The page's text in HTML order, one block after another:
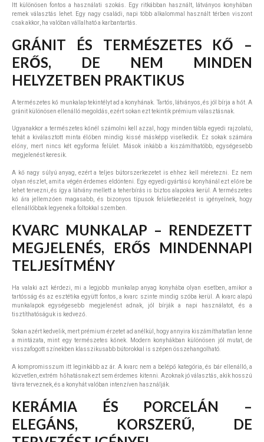
Itt különösen fontos a használati szokás. Egy ritkábban használt, látványos konyhában
remek választás lehet. Egy nagy családi, napi több alkalommal használt térben viszont
csak akkor, ha valóban vállalható a karbantartás.
GRÁNIT ÉS TERMÉSZETES KŐ –
ERŐS, DE NEM MINDEN
HELYZETBEN PRAKTIKUS
A természetes kő munkalap tekintélyt ad a konyhának. Tartós, látványos, és jól bírja a hőt. A
gránit különösen ellenálló megoldás, ezért sokan ezt tekintik prémium választásnak.
Ugyanakkor a természetes kőnél számolni kell azzal, hogy minden tábla egyedi rajzolatú,
tehát a kiválasztott minta élőben mindig kissé másképp viselkedik. Ez sokak számára
előny, mert nincs két egyforma felület. Mások inkább a kiszámíthatóbb, egységesebb
megjelenést keresik.
A kő nagy súlyú anyag, ezért a teljes bútorszerkezetet is ehhez kell méretezni. Ez nem
olyan részlet, amit a végén érdemes eldönteni. Egy egyedi gyártású konyhánál ezt előre be
lehet tervezni, és így a látvány mellett a teherbírás is biztos alapokra kerül. A természetes
kő ára jellemzően magasabb, és bizonyos típusok felületkezelést is igényelnek, hogy
ellenállóbbak legyenek a foltokkal szemben.
KVARC MUNKALAP – RENDEZETT
MEGJELENÉS, ERŐS MINDENNAPI
TELJESÍTMÉNY
Ha valaki azt kérdezi, mi a legjobb munkalap anyag konyhába olyan esetben, amikor a
tartósság és az esztétika együtt fontos, a kvarc szinte mindig szóba kerül. A kvarc alapú
munkalapok egységesebb megjelenést adnak, jól bírják a napi használatot, és a
tisztíthatóságuk is kedvező.
Sokan azért kedvelik, mert prémium érzetet ad anélkül, hogy annyira kiszámíthatatlan lenne
a mintázata, mint egy természetes kőnek. Modern konyhákban különösen jól mutat, de
visszafogott színekben klasszikusabb bútorokkal is szépen összehangolható.
A kompromisszum itt leginkább az ár. A kvarc nem a belépő kategória, és bár ellenálló, a
közvetlen, extrém hőhatásnak ezt sem érdemes kitenni. Azoknak jó választás, akik hosszú
távra terveznek, és a konyhát valóban intenzíven használják.
KERÁMIA ÉS PORCELÁN –
ELEGÁNS, KORSZERŰ, DE